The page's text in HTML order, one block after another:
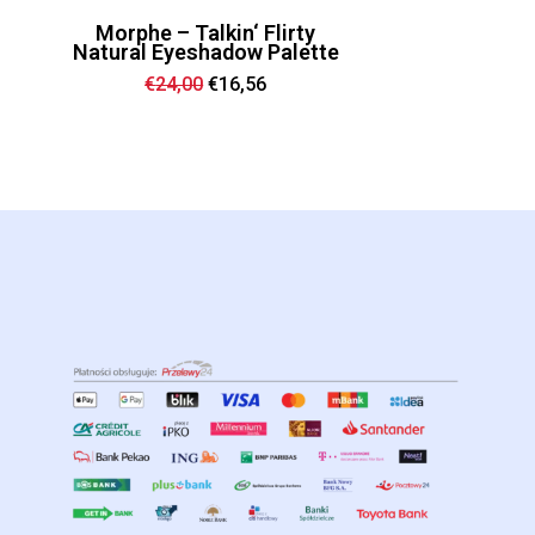
Morphe – Talkin‘ Flirty
Natural Eyeshadow Palette
€24,00Ursprünglicher
Preis
€16,56Aktueller